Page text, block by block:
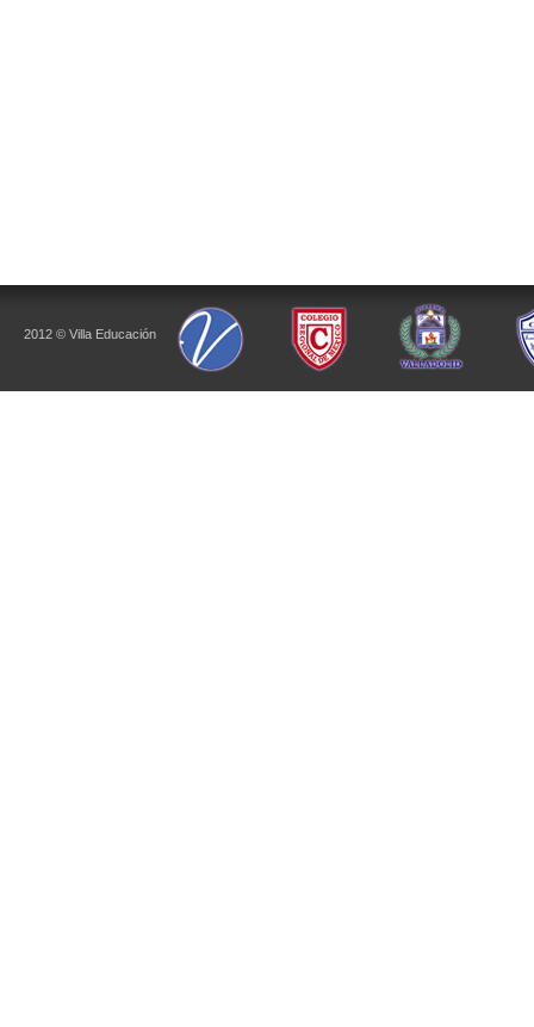
2012 © Villa Educación